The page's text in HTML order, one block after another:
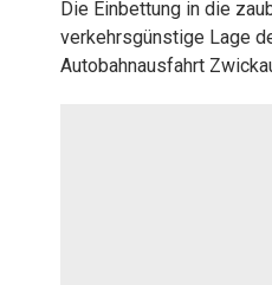
Die Einbettung in die
verkehrsgünstige Lage
Autobahnausfahrt